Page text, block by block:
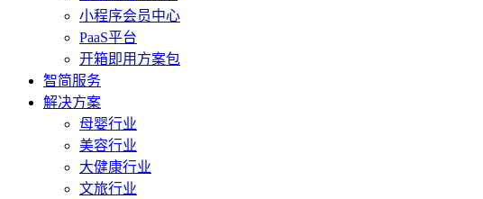
小程序会员中心
PaaS平台
开箱即用方案包
智简服务
解决方案
母婴行业
美容行业
大健康行业
文旅行业